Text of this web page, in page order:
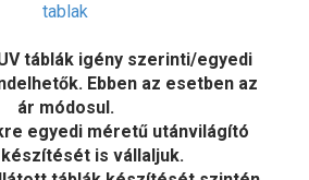
tablak
táblák igény szerinti/egyedi
Ebben az esetben az
ár módosul.
egyedi méretű utánvilágító
is vállaljuk.